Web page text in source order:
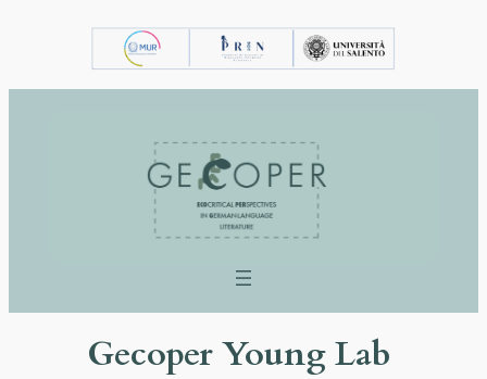
contenuto
Gecoper Young Lab